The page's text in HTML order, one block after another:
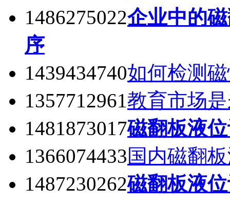
1486275022企业中的
序
1439434740如何检测
1357712961教育市场
1481873017磁翻板液
1366074433国内磁翻
1487230262磁翻板液